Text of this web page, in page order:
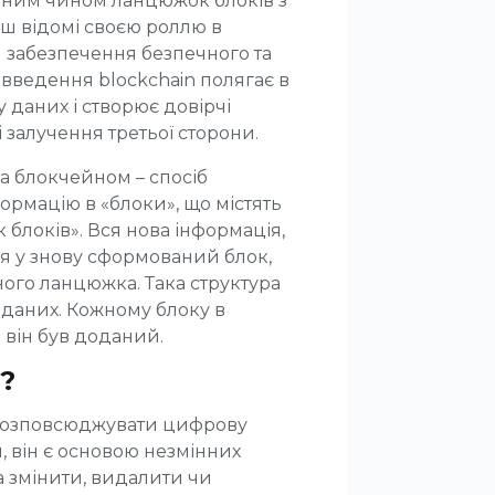
відомі своєю роллю в
безпечного та
blockchain полягає в
даних і створює довірчі
третьої сторони.
блокчейном – спосіб
в «блоки», що містять
Вся нова інформація,
у знову сформований блок,
ланцюжка. Така структура
Кожному блоку в
був доданий.
цифрову
є основою незмінних
змінити, видалити чи